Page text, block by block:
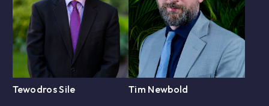
Tewodros Sile Tim Newbold